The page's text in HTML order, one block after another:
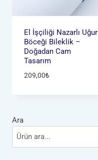
El İşçiliği Nazarlı Uğur
Böceği Bileklik –
Doğadan Cam
Tasarım
209,00₺
Ara